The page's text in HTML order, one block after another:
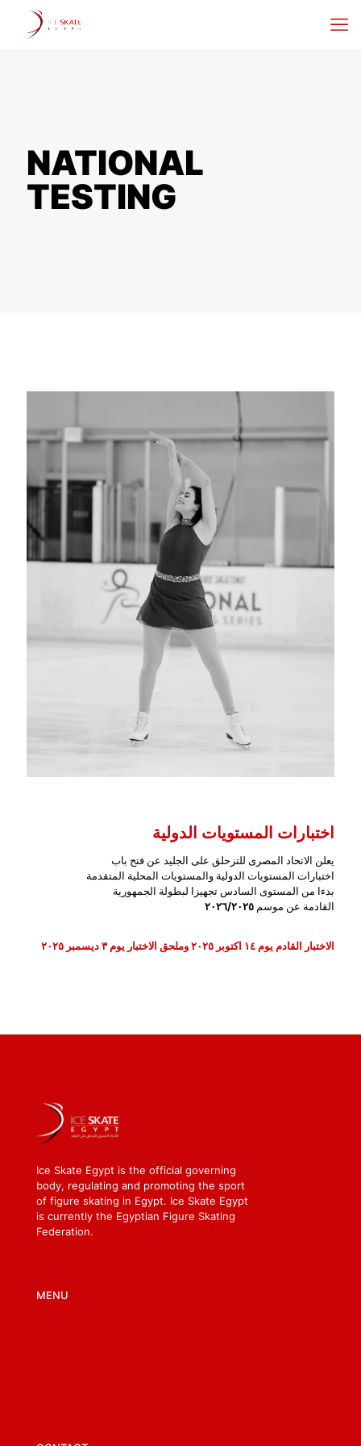
NATIONAL
TESTING
اختبارات المستويات الدولية
يعلن الاتحاد المصرى للتزحلق على الجليد عن فتح باب
اختبارات المستويات الدولية والمستويات المحلية المتقدمة
بدءا من المستوى السادس تجهيزا لبطولة الجمهورية
القادمة عن موسم ٢٠٢٦/٢٠٢٥
الاختبار القادم يوم ١٤ اكتوبر ٢٠٢٥ وملحق الاختبار يوم ٣ ديسمبر ٢٠٢٥
Ice Skate Egypt is the official governing
body, regulating and promoting the sport
of figure skating in Egypt. Ice Skate Egypt
is currently the Egyptian Figure Skating
Federation.
MENU